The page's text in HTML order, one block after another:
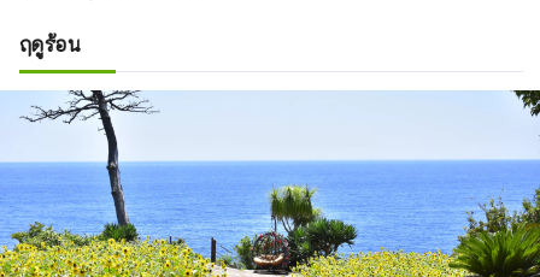
ฤดูร้อน